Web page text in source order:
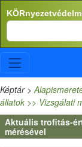
Ugrás a tartalomra
Search
Képtár>
állatok >> Vizsgálati
Aktuális trofitás-
mérésével